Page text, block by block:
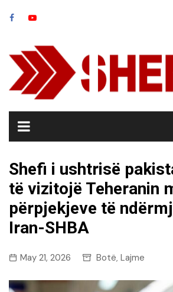
Shefi i ushtrisë
të vizitojë Teheranin
përpjekjeve të
Iran-SHBA
May 21, 2026 Botë, Lajme